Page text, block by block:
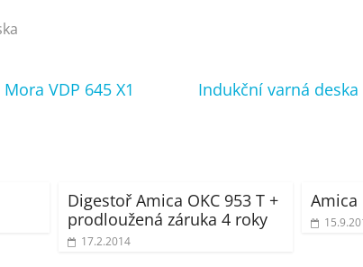
VDP 645 X1 Indukční varná deska
Digestoř Amica OKC 953 T +
prodloužená záruka 4 roky
17.2.2014
Amica